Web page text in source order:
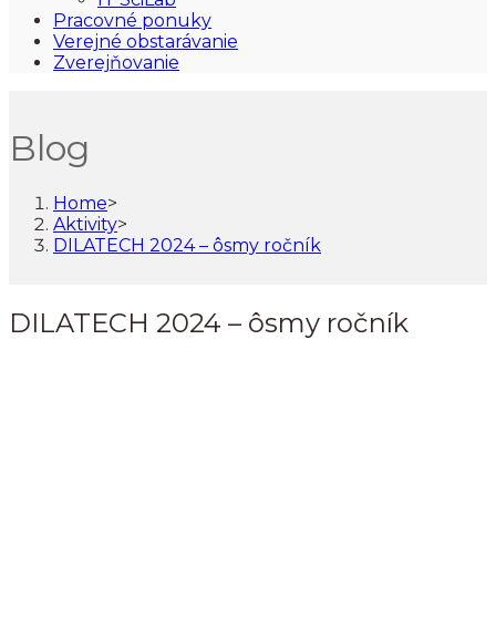
Pracovné ponuky
Verejné obstarávanie
Zverejňovanie
Blog
Home>
Aktivity>
DILATECH 2024 – ôsmy ročník
DILATECH 2024 – ôsmy ročník